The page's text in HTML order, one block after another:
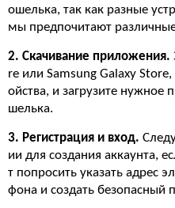
ошелька, так как разные
мы предпочитают
2. Скачивание приложения.
re или Samsung Galaxy
ойства, и загрузите нужное
шелька.
3. Регистрация и вход.
ии для создания аккаунта,
т попросить указать адрес
фона и создать безопасный